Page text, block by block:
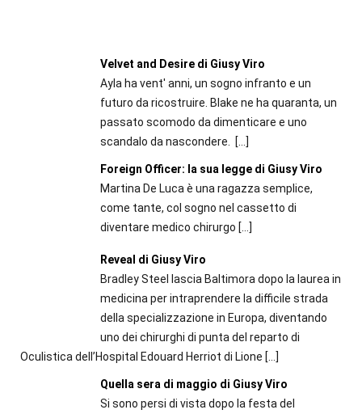
Velvet and Desire di Giusy Viro
Ayla ha vent' anni, un sogno infranto e un
futuro da ricostruire. Blake ne ha quaranta, un
passato scomodo da dimenticare e uno
scandalo da nascondere.
[…]
Foreign Officer: la sua legge di Giusy Viro
Martina De Luca è una ragazza semplice,
come tante, col sogno nel cassetto di
diventare medico chirurgo […]
Reveal di Giusy Viro
Bradley Steel lascia Baltimora dopo la laurea in
medicina per intraprendere la difficile strada
della specializzazione in Europa, diventando
uno dei chirurghi di punta del reparto di
Oculistica dell’Hospital Edouard Herriot di Lione […]
Quella sera di maggio di Giusy Viro
Si sono persi di vista dopo la festa del